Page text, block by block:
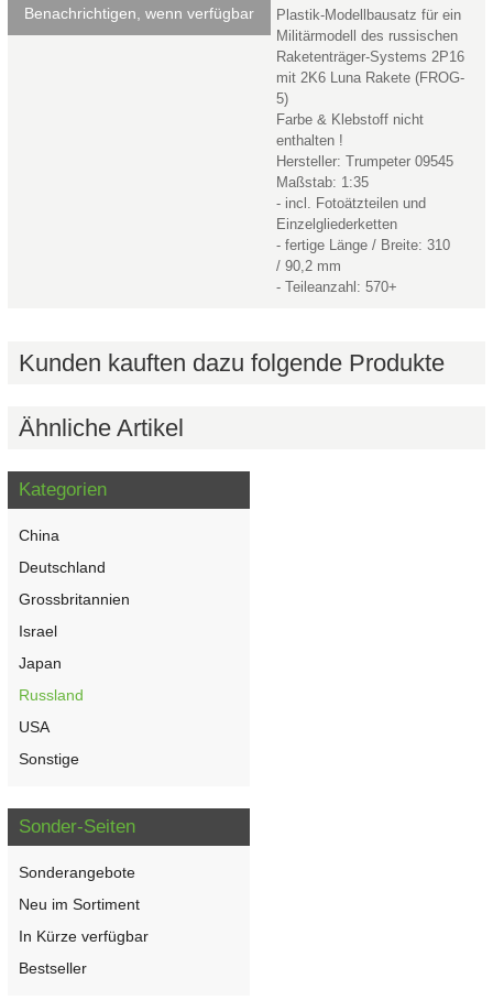
Benachrichtigen, wenn verfügbar
Plastik-Modellbausatz für ein
Militärmodell des russischen
Raketenträger-Systems 2P16
mit 2K6 Luna Rakete (FROG-
5)
Farbe & Klebstoff nicht
enthalten !
Hersteller: Trumpeter 09545
Maßstab: 1:35
- incl. Fotoätzteilen und
Einzelgliederketten
- fertige Länge / Breite: 310
/ 90,2 mm
- Teileanzahl: 570+
Kunden kauften dazu folgende Produkte
Ähnliche Artikel
Kategorien
China
Deutschland
Grossbritannien
Israel
Japan
Russland
USA
Sonstige
Sonder-Seiten
Sonderangebote
Neu im Sortiment
In Kürze verfügbar
Bestseller